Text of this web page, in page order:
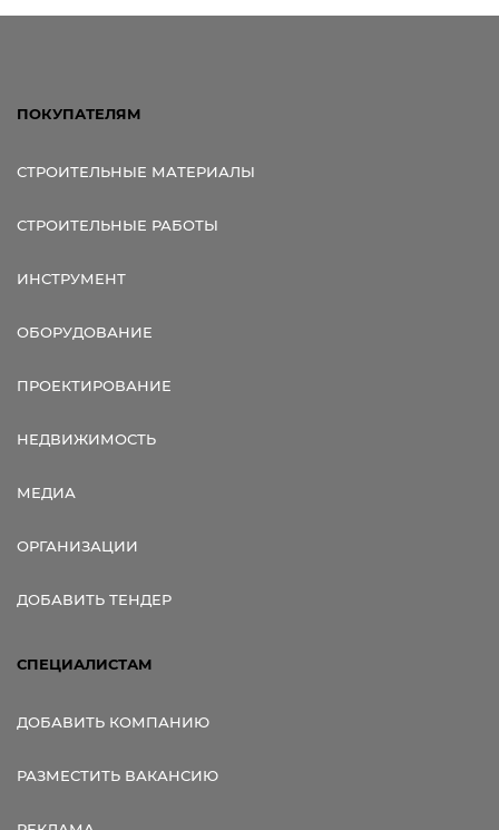
ПОКУПАТЕЛЯМ
СТРОИТЕЛЬНЫЕ МАТЕРИАЛЫ
СТРОИТЕЛЬНЫЕ РАБОТЫ
ИНСТРУМЕНТ
ОБОРУДОВАНИЕ
ПРОЕКТИРОВАНИЕ
НЕДВИЖИМОСТЬ
МЕДИА
ОРГАНИЗАЦИИ
ДОБАВИТЬ ТЕНДЕР
СПЕЦИАЛИСТАМ
ДОБАВИТЬ КОМПАНИЮ
РАЗМЕСТИТЬ ВАКАНСИЮ